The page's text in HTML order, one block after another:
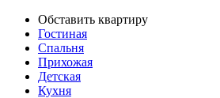
Обставить квартиру
Гостиная
Спальня
Прихожая
Детская
Кухня